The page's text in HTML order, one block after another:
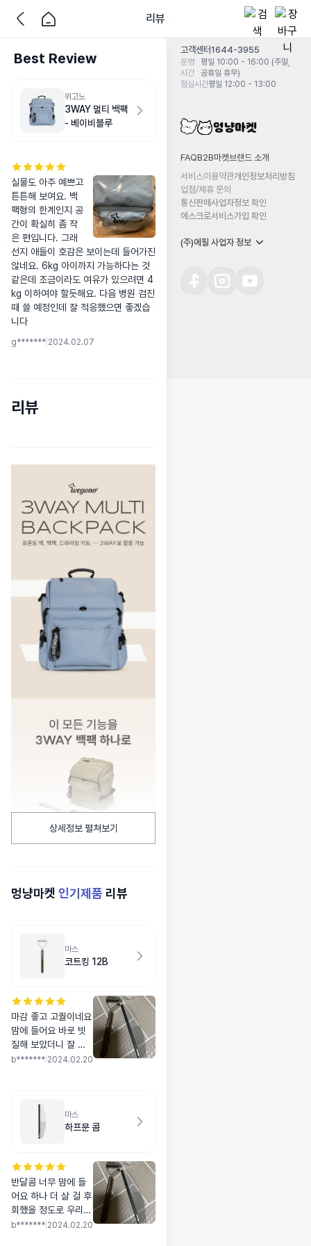
리뷰
Best Review
위고노
3WAY 멀티 백팩
- 베이비블루
실물도 아주 예쁘고
튼튼해 보여요. 백
팩형의 한계인지 공
간이 확실히 좀 작
은 편입니다. 그래
선지 애들이 호감은 보이는데 들어가진
않네요. 6kg 아이까지 가능하다는 것
같은데 조금이라도 여유가 있으려면 4
kg 이하여야 할듯해요. 다음 병원 검진
때 쓸 예정인데 잘 적응했으면 좋겠습
니다
g******* 2024.02.07
리뷰
상세정보 펼쳐보기
멍냥마켓 인기제품 리뷰
마스
코트킹 12B
마감 좋고 고퀄이네요
맘에 들어요 바로 빗
질해 보았더니 잘 빗
겨지고 아이가 가만히
b******* 2024.02.20
마스
하프문 콤
반달콤 너무 맘에 들
어요 하나 더 살 걸 후
회했을 정도로 우리
강아지한테 꼭 필요한
b******* 2024.02.20
고객센터1644-3955
운영
시간
평일 10:00 - 16:00 (주말,
공휴일 휴무)
점심시간평일 12:00 - 13:00
FAQB2B마켓 브랜드 소개
서비스이용약관개인정보처리방침
입점/제휴 문의
통신판매사업자정보 확인
에스크로서비스가입 확인
(주)에필 사업자 정보